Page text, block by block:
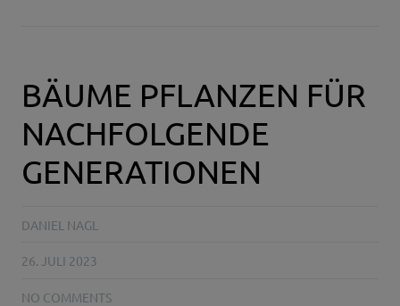
BÄUME PFLANZEN FÜR
NACHFOLGENDE
GENERATIONEN
DANIEL NAGL
26. JULI 2023
NO COMMENTS